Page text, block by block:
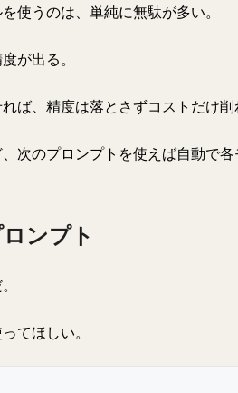
使うのは、単純に無駄が多い。
が出る。
ば、精度は落とさずコストだけ削
次のプロンプトを使えば自動で
ンプト
てほしい。